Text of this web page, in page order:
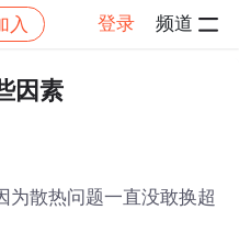
入 登录 频道
帖子详情
因素
为散热问题一直没敢换超